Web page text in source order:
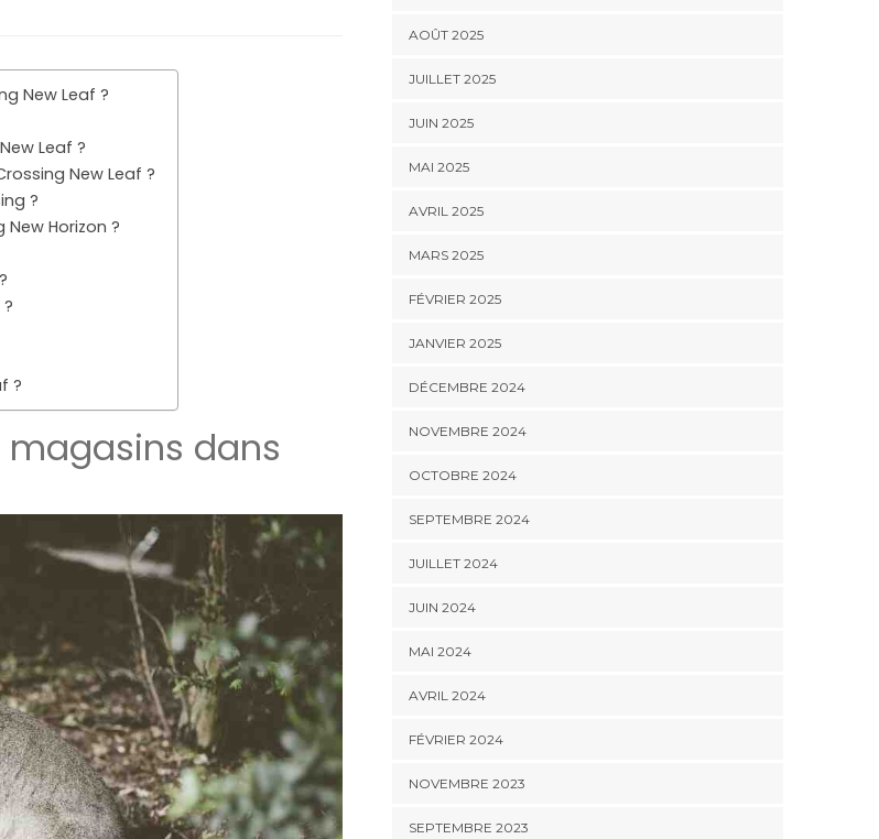
New Leaf ?
Leaf ?
New Leaf ?
?
Horizon ?
?
dans
AOÛT 2025
JUILLET 2025
JUIN 2025
MAI 2025
AVRIL 2025
MARS 2025
FÉVRIER 2025
JANVIER 2025
DÉCEMBRE 2024
NOVEMBRE 2024
OCTOBRE 2024
SEPTEMBRE 2024
JUILLET 2024
JUIN 2024
MAI 2024
AVRIL 2024
FÉVRIER 2024
NOVEMBRE 2023
SEPTEMBRE 2023